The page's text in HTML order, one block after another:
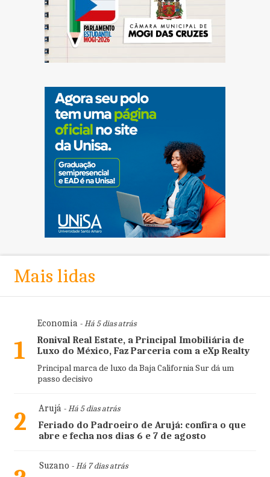
Mais lidas
1
Economia- Há 5 dias atrás
Ronival Real Estate, a Principal Imobiliária de
Luxo do México, Faz Parceria com a eXp Realty
Principal marca de luxo da Baja California Sur dá um
passo decisivo
2 Arujá- Há 5 dias atrás
Feriado do Padroeiro de Arujá: confira o que
abre e fecha nos dias 6 e 7 de agosto
Suzano - Há 7 dias atrás